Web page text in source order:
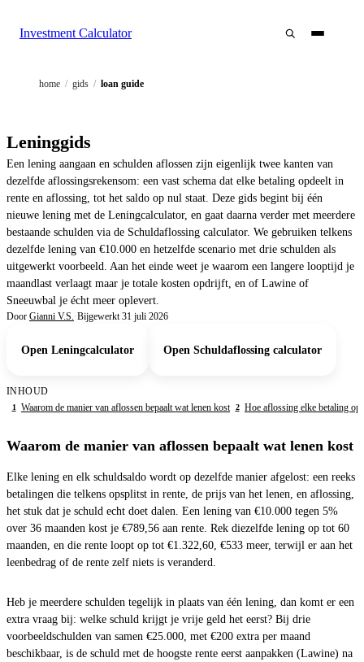
Investment Calculator
home / gids / loan guide
Leninggids
Een lening aangaan en schulden aflossen zijn eigenlijk twee kanten van
dezelfde aflossingsrekensom: een vast schema dat elke betaling opdeelt in
rente en aflossing, tot het saldo op nul staat. Deze gids begint bij één
nieuwe lening met de Leningcalculator, en gaat daarna verder met meerdere
bestaande schulden via de Schuldaflossing calculator. We gebruiken telkens
dezelfde lening van €10.000 en hetzelfde scenario met drie schulden als
uitgewerkt voorbeeld. Aan het einde weet je waarom een langere looptijd je
maandlast verlaagt maar je totale kosten opdrijft, en of Lawine of
Sneeuwbal je écht meer oplevert.
Door Gianni V.S.·Bijgewerkt 31 juli 2026
Open Leningcalculator Open Schuldaflossing calculator
INHOUD
1 Waarom de manier van aflossen bepaalt wat lenen kost 2 Hoe aflossing elke betaling
Waarom de manier van aflossen bepaalt wat lenen kost
Elke lening en elk schuldsaldo wordt op dezelfde manier afgelost: een reeks
betalingen die telkens opsplitst in rente, de prijs van het lenen, en aflossing,
het stuk dat je schuld echt doet dalen. Een lening van €10.000 tegen 5%
over 36 maanden kost je €789,56 aan rente. Rek diezelfde lening op tot 60
maanden, en die rente loopt op tot €1.322,60, €533 meer, terwijl er aan het
leenbedrag of de rente zelf niets is veranderd.
Heb je meerdere schulden tegelijk in plaats van één lening, dan komt er een
extra vraag bij: welke schuld krijgt je vrije geld het eerst? Bij drie
voorbeeldschulden van samen €25.000, met €200 extra per maand
beschikbaar, is de schuld met de hoogste rente eerst aanpakken (Lawine) na